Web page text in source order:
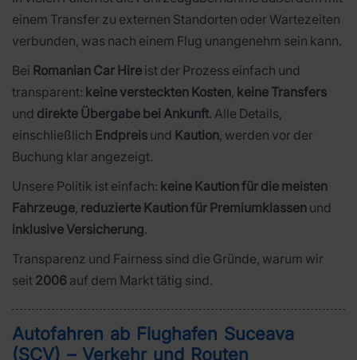
einem Transfer zu externen Standorten oder Wartezeiten
verbunden, was nach einem Flug unangenehm sein kann.
Bei Romanian Car Hire ist der Prozess einfach und
transparent: keine versteckten Kosten, keine Transfers
und direkte Übergabe bei Ankunft. Alle Details,
einschließlich Endpreis und Kaution, werden vor der
Buchung klar angezeigt.
Unsere Politik ist einfach: keine Kaution für die meisten
Fahrzeuge, reduzierte Kaution für Premiumklassen und
inklusive Versicherung.
Transparenz und Fairness sind die Gründe, warum wir
seit 2006 auf dem Markt tätig sind.
Autofahren ab Flughafen Suceava
(SCV) – Verkehr und Routen